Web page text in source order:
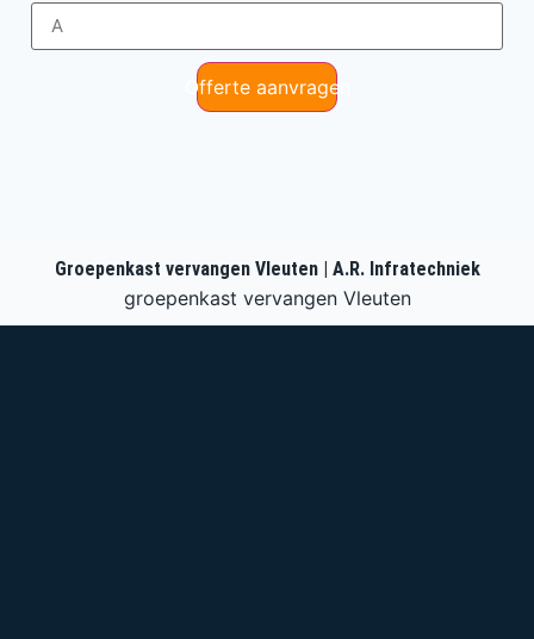
Offerte aanvragen
Groepenkast vervangen Vleuten | A.R. Infratechniek
groepenkast vervangen Vleuten